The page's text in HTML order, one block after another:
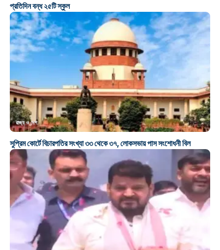
প্রতিদিন বন্ধ ২৫টি স্কুল
রাজ্য ও দেশ
সুপ্রিম কোর্টে বিচারপতির সংখ্যা ৩৩ থেকে ৩৭, লোকসভায় পাস সংশোধনী বিল